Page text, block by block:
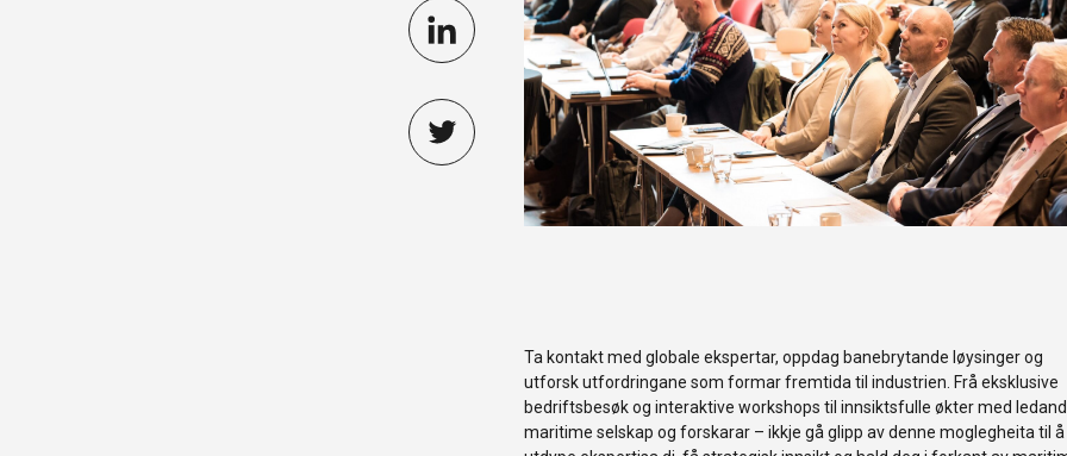
Ta kontakt med globale ekspertar, oppdag banebrytande løysinger og
utforsk utfordringane som formar fremtida til industrien. Frå eksklusive
bedriftsbesøk og interaktive workshops til innsiktsfulle økter med
maritime selskap og forskarar – ikkje gå glipp av denne moglegheita til å